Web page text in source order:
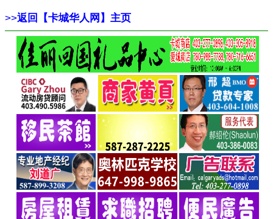
>>返回【卡城华人网】主页